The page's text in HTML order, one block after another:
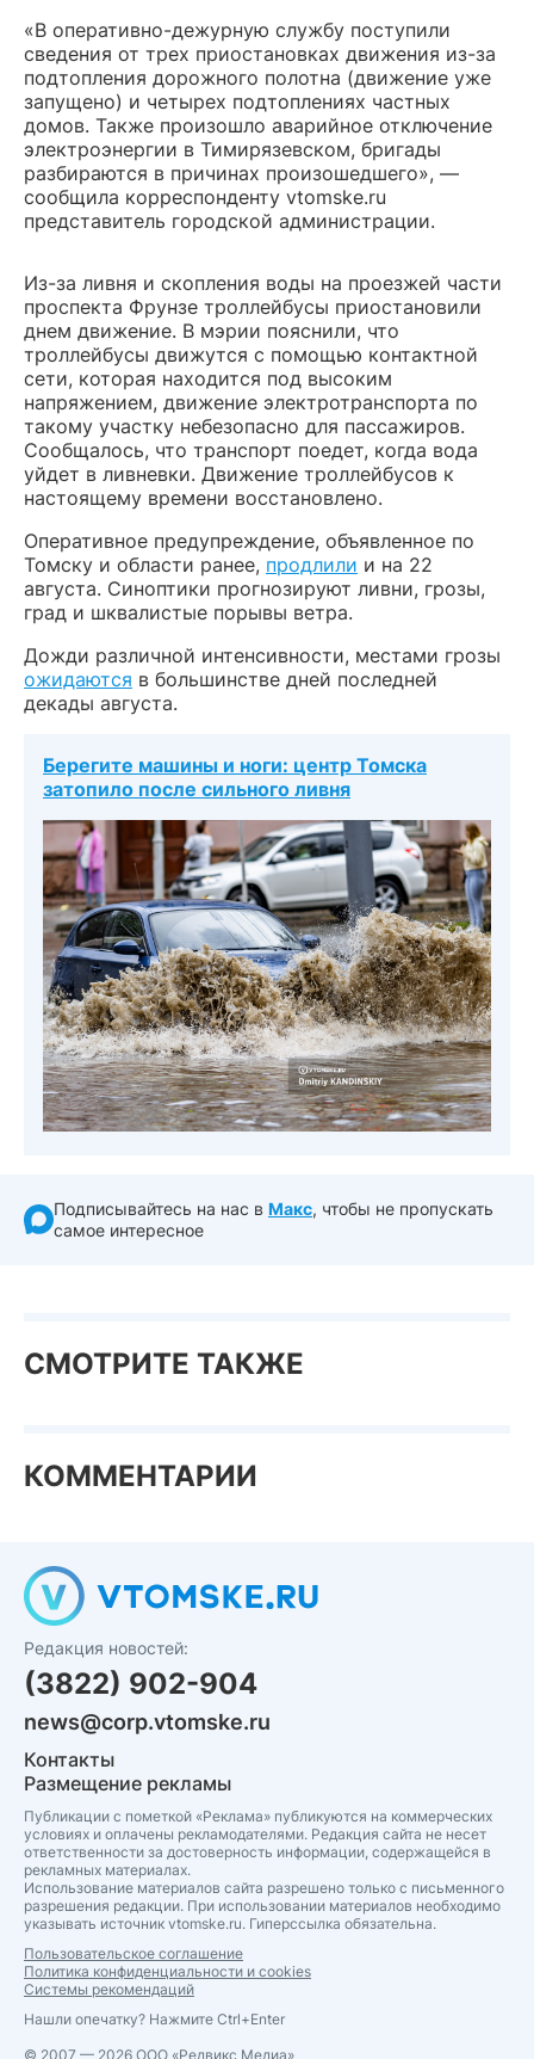
«В оперативно-дежурную службу поступили
сведения от трех приостановках движения из-за
подтопления дорожного полотна (движение уже
запущено) и четырех подтоплениях частных
домов. Также произошло аварийное отключение
электроэнергии в Тимирязевском, бригады
разбираются в причинах произошедшего», —
сообщила корреспонденту vtomske.ru
представитель городской администрации.
Из-за ливня и скопления воды на проезжей части
проспекта Фрунзе троллейбусы приостановили
днем движение. В мэрии пояснили, что
троллейбусы движутся с помощью контактной
сети, которая находится под высоким
напряжением, движение электротранспорта по
такому участку небезопасно для пассажиров.
Сообщалось, что транспорт поедет, когда вода
уйдет в ливневки. Движение троллейбусов к
настоящему времени восстановлено.
Оперативное предупреждение, объявленное по
Томску и области ранее, продлили и на 22
августа. Синоптики прогнозируют ливни, грозы,
град и шквалистые порывы ветра.
Дожди различной интенсивности, местами грозы
ожидаются в большинстве дней последней
декады августа.
Берегите машины и ноги: центр Томска
затопило после сильного ливня
Подписывайтесь на нас в Макс, чтобы не пропускать
самое интересное
СМОТРИТЕ ТАКЖЕ
КОММЕНТАРИИ
Редакция новостей:
(3822) 902-904
news@corp.vtomske.ru
Контакты
Размещение рекламы
Публикации с пометкой «Реклама» публикуются на коммерческих
условиях и оплачены рекламодателями. Редакция сайта не несет
ответственности за достоверность информации, содержащейся в
рекламных материалах.
Использование материалов сайта разрешено только с письменного
разрешения редакции. При использовании материалов необходимо
указывать источник vtomske.ru. Гиперссылка обязательна.
Пользовательское соглашение
Политика конфиденциальности и cookies
Системы рекомендаций
Нашли опечатку? Нажмите Ctrl+Enter
© 2007 — 2026 ООО «Редвикс Медиа»